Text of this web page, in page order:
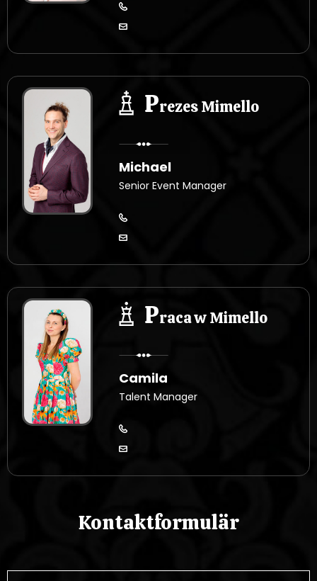
Prezes Mimello
Michael
Senior Event Manager
Praca w Mimello
Camila
Talent Manager
Kontaktformulär